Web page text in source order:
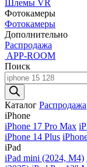
Шлемы VR
Фотокамеры
Фотокамеры
Дополнительно
Распродажа
APP-ROOM
Поиск
Поиск
товаров
Каталог Распродажа
iPhone
iPhone 17 Pro Max
iPhone 14 Plus
iPad
iPad mini (2024, M4)